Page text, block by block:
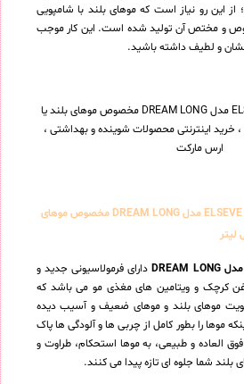
این رو نیاز است که موهای بلند با شامپویی
و مختص آن تولید شده است. این کار موجب
و لطیف داشته باشید.
ویژگی های شامپو لورآل سری ELSEVE مدل DREAM LONG مخصوص موهای
دارای فرمولاسیونی جدید و
کرچک و ویتامین های مغذی مو می باشد که
موهای بلند و موهای ضعیف و آسیب دیده
موها را بطور کامل از چربی ها و آلودگی ها پاک
العاده و طبیعی، به موها استحکام، طراوت و
شما جلوه ای تازه پیدا می کنند.